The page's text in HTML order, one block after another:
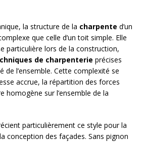
la structure de la charpente d’un
que celle d’un toit simple. Elle
particulière lors de la construction,
de charpenterie précises
de l’ensemble. Cette complexité se
accrue, la répartition des forces
homogène sur l’ensemble de la
particulièrement ce style pour la
conception des façades. Sans pignon